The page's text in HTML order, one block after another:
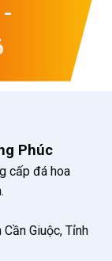
Phúc
cấp đá hoa
Giuộc, Tỉnh